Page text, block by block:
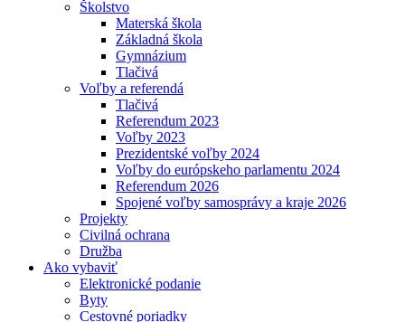
Školstvo
Materská škola
Základná škola
Gymnázium
Tlačivá
Voľby a referendá
Tlačivá
Referendum 2023
Voľby 2023
Prezidentské voľby 2024
Voľby do európskeho parlamentu 2024
Referendum 2026
Spojené voľby samosprávy a kraje 2026
Projekty
Civilná ochrana
Družba
Ako vybaviť
Elektronické podanie
Byty
Cestovné poriadky